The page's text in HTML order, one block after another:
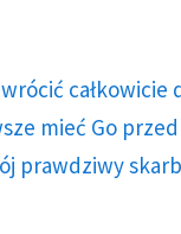
mieć Go
prawdziwy